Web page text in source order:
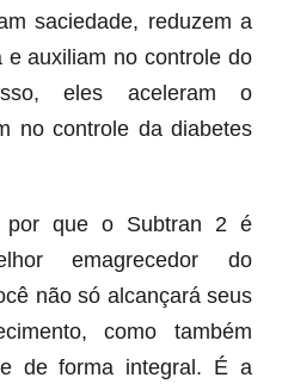
saciedade, reduzem a
e auxiliam no controle do
eles aceleram o
no controle da diabetes
por que o Subtran 2 é
emagrecedor do
não só alcançará seus
como também
de forma integral. É a